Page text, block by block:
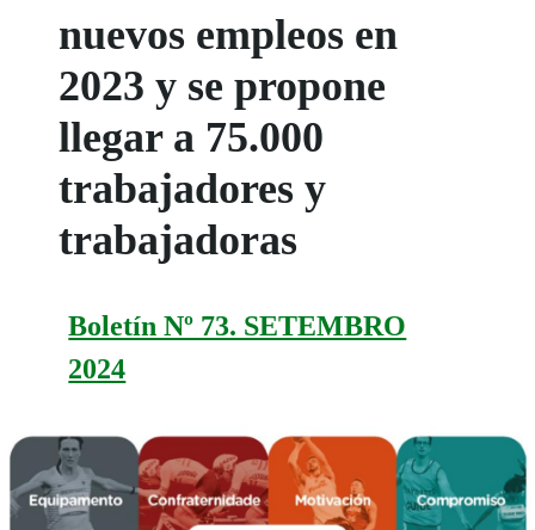
nuevos empleos en
2023 y se propone
llegar a 75.000
trabajadores y
trabajadoras
Boletín Nº 73. SETEMBRO
2024